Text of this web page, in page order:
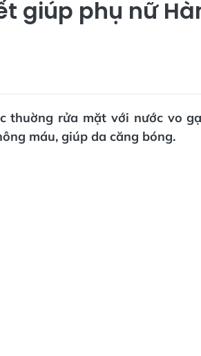
giúp phụ nữ
thuờng rửa mặt với nước vo
máu, giúp da căng bóng.